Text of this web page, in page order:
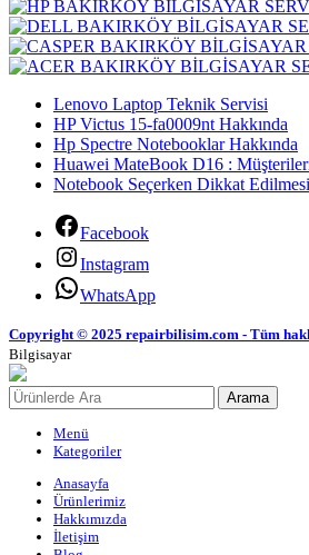
Lenovo Laptop Teknik Servisi
HP Victus 15-fa0009nt Hakkında
Hp Spectre Notebooklar Hakkında
Huawei MateBook D16 :
Notebook Seçerken Dikkat
Facebook
Instagram
WhatsApp
Copyright © 2025 repairbilisim.com - Tüm
Bilgisayar
Arama
Menü
Kategoriler
Anasayfa
Ürünlerimiz
Hakkımızda
İletişim